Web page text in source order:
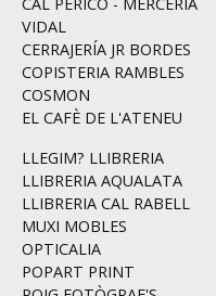
VIDAL
CERRAJERÍA JR BORDES
COPISTERIA RAMBLES
COSMON
EL CAFÈ DE L'ATENEU
LLEGIM? LLIBRERIA
LLIBRERIA AQUALATA
LLIBRERIA CAL RABELL
MUXI MOBLES
OPTICALIA
POPART PRINT